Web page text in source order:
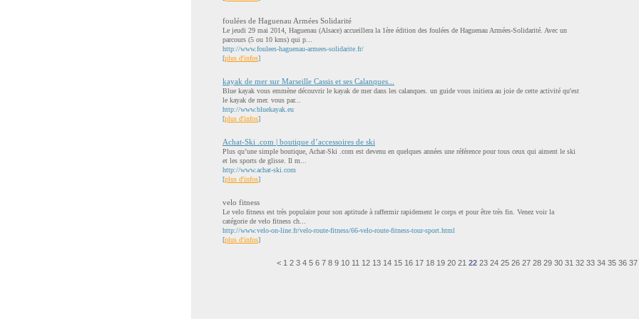
foulées de Haguenau Armées Solidarité
Le jeudi 29 mai 2014, Haguenau (Alsace) accueillera la 1ère édition des foulées de Haguenau Armées-Solidarité. Avec un
parcours (5 ou 10 kms) qui p...
http://www.foulees-haguenau-armees-solidarite.fr/
[plus d'infos]
kayak de mer sur Marseille Cassis et ses Calanques...
Blue kayak vous emmène découvrir le kayak de mer dans les calanques. un guide vous initiera au joie de cette activité qu'est
le kayak de mer. vous par...
http://www.bluekayak.eu
[plus d'infos]
Achat-Ski .com | boutique d’accessoires de ski
Plus qu’une simple boutique, Achat-Ski .com est devenu en quelques années une référence pour tous ceux qui aiment le ski
et les sports de glisse. Il m...
http://www.achat-ski.com
[plus d'infos]
velo fitness
Le velo fitness est très populaire pour son aptitude à raffermir rapidement le corps et pour être très fin. Venez voir la
catégorie de velo fitness ch...
http://www.velo-on-line.fr/velo-route-fitness/66-velo-route-fitness-tour-sport.html
[plus d'infos]
< 1 2 3 4 5 6 7 8 9 10 11 12 13 14 15 16 17 18 19 20 21 22 23 24 25 26 27 28 29 30 31 32 33 34 35 36 37